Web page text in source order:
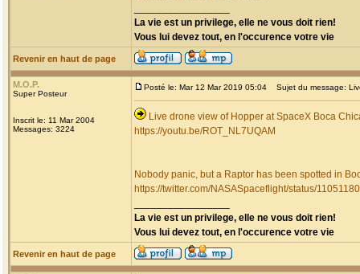
La vie est un privilege, elle ne vous doit rien!
Vous lui devez tout, en l'occurence votre vie
Revenir en haut de page
M.O.P.
Super Posteur
Inscrit le: 11 Mar 2004
Messages: 3224
Posté le: Mar 12 Mar 2019 05:04 Sujet du message:
Live drone view of Hopper at SpaceX Boca
https://youtu.be/ROT_NL7UQAM
Nobody panic, but a Raptor has been spotted in
https://twitter.com/NASASpaceflight/status/
La vie est un privilege, elle ne vous doit rien!
Vous lui devez tout, en l'occurence votre vie
Revenir en haut de page